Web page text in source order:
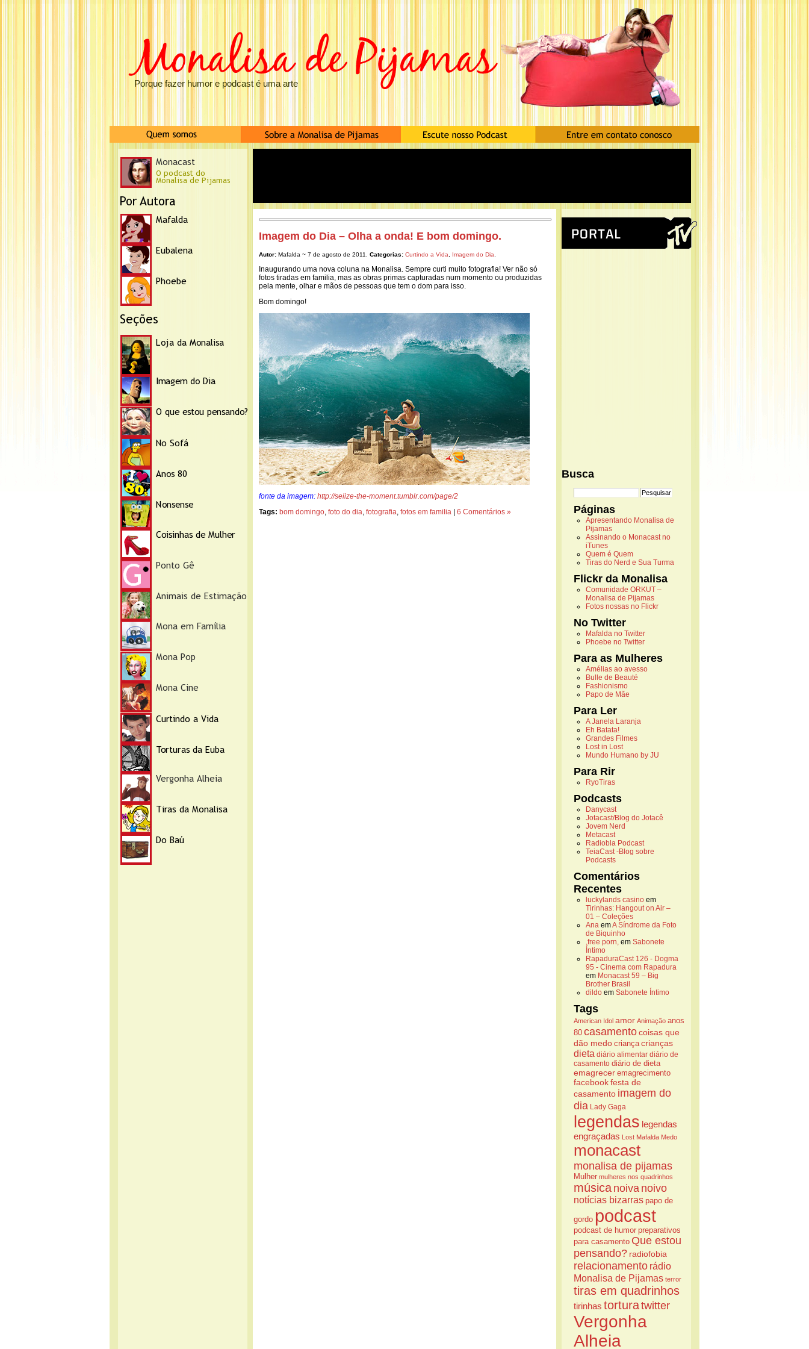
Porque fazer humor e podcast é uma arte
Imagem do Dia – Olha a onda! E bom domingo.
Autor: Mafalda ~ 7 de agosto de 2011. Categorias: Curtindo a Vida Imagem do Dia
Inaugurando uma nova coluna na Monalisa. Sempre curti muito fotografia! Ver não só
fotos tiradas em familia, mas as obras primas capturadas num momento ou produzidas
pela mente, olhar e mãos de pessoas que tem o dom para isso.
Bom domingo!
fonte da imagem: http://seiize-the-moment.tumblr.com/page/2
Tags: bom domingo, foto do dia, fotografia, fotos em familia 6 Comentários »
Busca
Páginas
Apresentando Monalisa de
Pijamas
Assinando o Monacast no
iTunes
Quem é Quem
Tiras do Nerd e Sua Turma
Flickr da Monalisa
Comunidade ORKUT –
Monalisa de Pijamas
Fotos nossas no Flickr
No Twitter
Mafalda no Twitter
Phoebe no Twitter
Para as Mulheres
Amélias ao avesso
Bulle de Beauté
Fashionismo
Papo de Mãe
Para Ler
A Janela Laranja
Eh Batata!
Grandes Filmes
Lost in Lost
Mundo Humano by JU
Para Rir
RyoTiras
Podcasts
Danycast
Jotacast/Blog do Jotacê
Jovem Nerd
Metacast
Radiobla Podcast
TeiaCast -Blog sobre
Podcasts
Comentários
Recentes
luckylands casino em
Tirinhas: Hangout on Air –
01 – Coleções
Ana emA Síndrome da Foto
de Biquinho
,free porn, em Sabonete
Íntimo
RapaduraCast 126 - Dogma
95 - Cinema com Rapadura
em Monacast 59 – Big
Brother Brasil
dildo em Sabonete Íntimo
Tags
American Idol amor Animação anos
80 casamentocoisas que
dão medo criança crianças
dieta diário alimentar diário de
casamento diário de dieta
emagrecer emagrecimento
facebookfesta de
casamento imagem do
dia Lady Gaga
legendas legendas
engraçadas Lost Mafalda Medo
monacast
monalisa de pijamas
Mulher mulheres nos quadrinhos
música noiva noivo
notícias bizarras papo de
gordo podcast
podcast de humor preparativos
para casamento Que estou
pensando? radiofobia
relacionamento rádio
Monalisa de Pijamas terror
tiras em quadrinhos
tirinhas torturatwitter
Vergonha
Alheia